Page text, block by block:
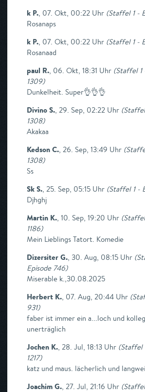
k P., 07. Okt, 00:22 Uhr (Staffel 1 -
Rosanaps
k P., 07. Okt, 00:22 Uhr (Staffel 1 -
Rosanaad
paul R., 06. Okt, 18:31 Uhr (Staffel 1
1309)
Dunkelheit. Super👌👌👌
Divino S., 29. Sep, 02:22 Uhr (
1308)
Akakaa
Kedson C., 26. Sep, 13:49 Uhr (
1308)
Ss
Sk S., 25. Sep, 05:15 Uhr (Staffel 1 -
Djhghj
Martin K., 10. Sep, 19:20 Uhr (
1186)
Mein Lieblings Tatort. Komedie
Dizersiter G., 30. Aug, 08:15 Uhr (
Episode 746)
Miserable k.,30.08.2025
Herbert K., 07. Aug, 20:44 Uhr (
931)
faber ist immer ein a...loch und
unerträglich
Jochen K., 28. Jul, 18:13 Uhr (Staffel
1217)
katz und maus. lächerlich und
Joachim G., 27. Jul, 21:16 Uhr (